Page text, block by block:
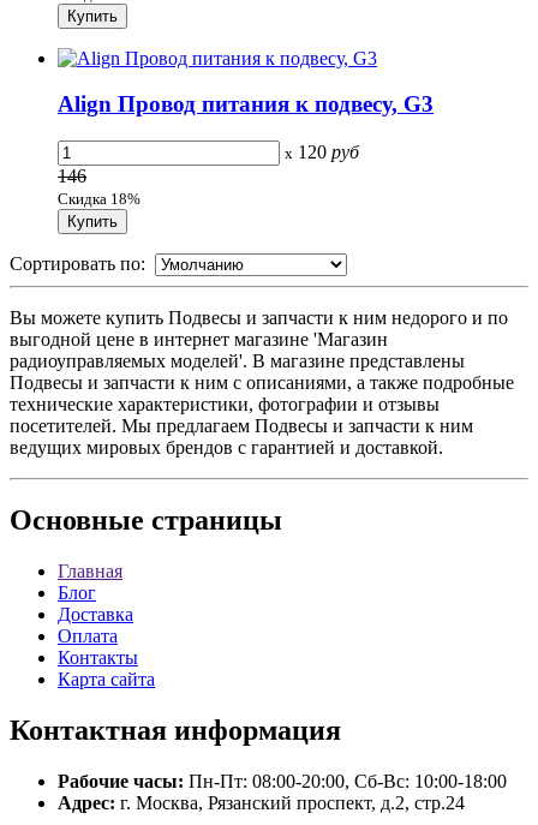
Align Провод питания к подвесу, G3
x 120 руб
146
Скидка 18%
Сортировать по:
Вы можете купить Подвесы и запчасти к ним недорого и по
выгодной цене в интернет магазине 'Магазин
радиоуправляемых моделей'. В магазине представлены
Подвесы и запчасти к ним с описаниями, а также подробные
технические характеристики, фотографии и отзывы
посетителей. Мы предлагаем Подвесы и запчасти к ним
ведущих мировых брендов с гарантией и доставкой.
Основные страницы
Главная
Блог
Доставка
Оплата
Контакты
Карта сайта
Контактная информация
Рабочие часы: Пн-Пт: 08:00-20:00, Сб-Вс: 10:00-18:00
Адрес: г. Москва, Рязанский проспект, д.2, стр.24